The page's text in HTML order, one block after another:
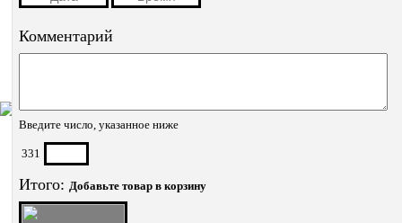
Комментарий
Введите число, указанное ниже
331
Итого: Добавьте товар в корзину